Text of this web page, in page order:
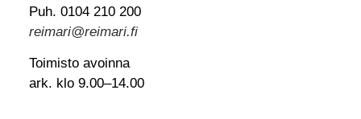
Puh. 0104 210 200
reimari@reimari.fi
Toimisto avoinna
ark. klo 9.00–14.00